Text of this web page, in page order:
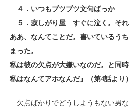
４．いつもブツブツ文句ばっか
５．寂しがり屋 すぐに泣く。それ
ああ、なんてことだ。書いているう
まった。
私は彼の欠点が大嫌いなのだ。と同時
私はなんてアホなんだ』（第4話より）
欠点ばかりでどうしようもない男